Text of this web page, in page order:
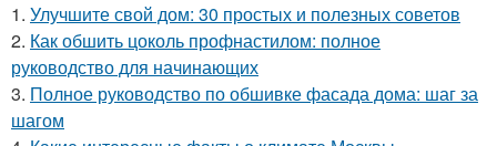
1. Улучшите свой дом: 30 простых и полезных советов
2. Как обшить цоколь профнастилом: полное
руководство для начинающих
3. Полное руководство по обшивке фасада дома: шаг за
шагом